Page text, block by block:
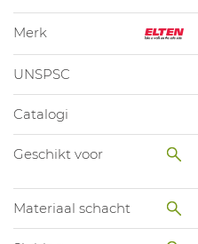
Merk
UNSPSC
Catalogi
Geschikt voor
Materiaal schacht